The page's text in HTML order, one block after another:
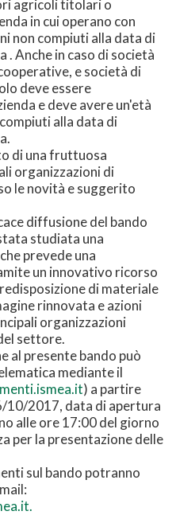
agricoli titolari o
in cui operano con
non compiuti alla data di
. Anche in caso di società
e società di
deve essere
e deve avere un'età
alla data di
di una fruttuosa
organizzazioni di
le novità e suggerito
diffusione del bando
studiata una
prevede una
un innovativo ricorso
di materiale
rinnovata e azioni
organizzazioni
settore.
al presente bando può
mediante il
) a partire
10/2017, data di apertura
alle ore 17:00 del giorno
per la presentazione delle
sul bando potranno